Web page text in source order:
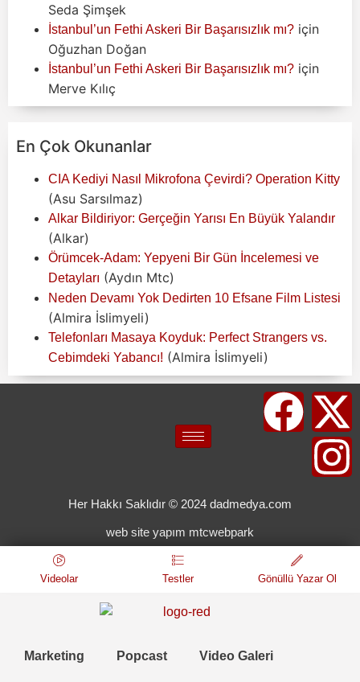
Seda Şimşek
İstanbul’un Fethi Askeri Bir Başarısızlık mı? için
Oğuzhan Doğan
İstanbul’un Fethi Askeri Bir Başarısızlık mı? için
Merve Kılıç
En Çok Okunanlar
CIA Kediyi Nasıl Mikrofona Çevirdi? Operation Kitty
(Asu Sarsılmaz)
Alkar Bildiriyor: Gerçeğin Yarısı En Büyük Yalandır
(Alkar)
Örümcek-Adam: Yepyeni Bir Gün İncelemesi ve
Detayları (Aydın Mtc)
Neden Devamı Yok Dedirten 10 Efsane Film Listesi
(Almira İslimyeli)
Telefonları Masaya Koyduk: Perfect Strangers vs.
Cebimdeki Yabancı! (Almira İslimyeli)
Her Hakkı Saklıdır © 2024 dadmedya.com
web site yapım mtcwebpark
Videolar Testler Gönüllü Yazar Ol
Marketing Popcast Video Galeri